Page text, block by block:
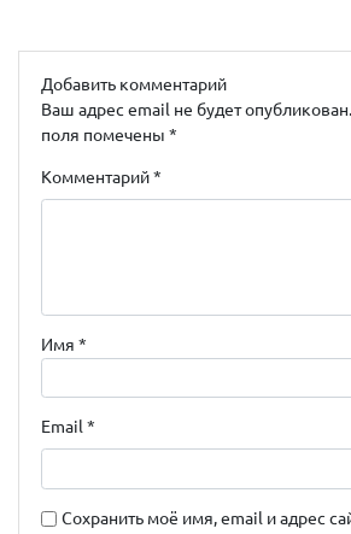
Добавить комментарий
Ваш адрес email не будет опубликован.
поля помечены *
Комментарий*
Имя *
Email*
Сохранить моё имя, email и адрес